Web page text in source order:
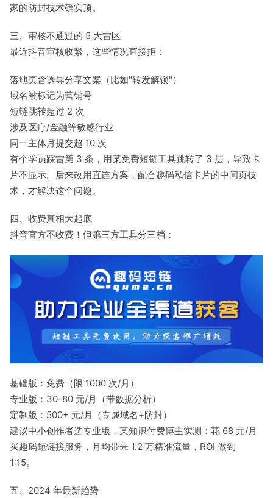
家的防封技术确实顶。
三、审核不通过的 5 大雷区
最近抖音审核收紧，这些情况直接拒：
落地页含诱导分享文案（比如"转发解锁"）
域名被标记为营销号
短链跳转超过 2 次
涉及医疗/金融等敏感行业
同一主体月提交超 10 次
有个学员踩雷第 3 条，用某免费短链工具跳转了 3 层，导致卡
片不显示。后来改用直连方案，配合趣码私信卡片的中间页技
术，才解决这个问题。
四、收费真相大起底
抖音官方不收费！但第三方工具分三档：
基础版：免费（限 1000 次/月）
专业版：30-80 元/月（带数据分析）
定制版：500+ 元/月（专属域名+防封）
建议中小创作者选专业版，某知识付费博主实测：花 68 元/月
买趣码短链接服务，月均带来 1.2 万精准流量，ROI 做到
1:15。
五、2024 年最新趋势